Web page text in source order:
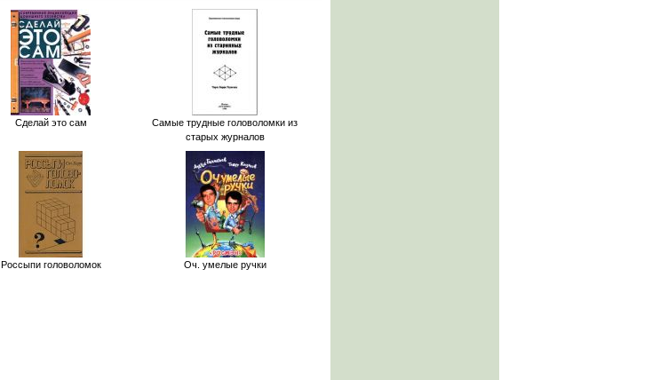
Сделай это сам
Самые трудные головоломки из
старых журналов
Россыпи головоломок Оч. умелые ручки